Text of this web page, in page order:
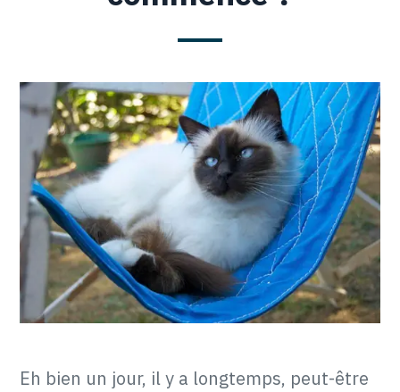
Eh bien un jour, il y a longtemps, peut-être